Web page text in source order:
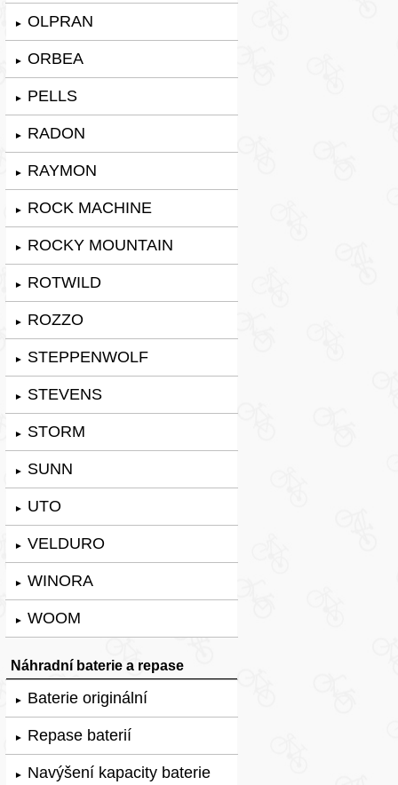
► OLPRAN
► ORBEA
► PELLS
► RADON
► RAYMON
► ROCK MACHINE
► ROCKY MOUNTAIN
► ROTWILD
► ROZZO
► STEPPENWOLF
► STEVENS
► STORM
► SUNN
► UTO
► VELDURO
► WINORA
► WOOM
Náhradní baterie a repase
► Baterie originální
► Repase baterií
► Navýšení kapacity baterie